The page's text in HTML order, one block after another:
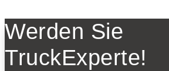
Werden Sie
TruckExperte!